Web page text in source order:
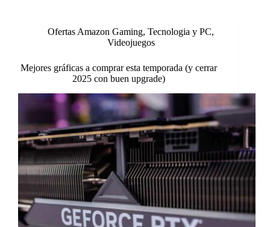
Ofertas Amazon Gaming,Tecnologia y PC,
Videojuegos
Mejores gráficas a comprar esta temporada (y cerrar
2025 con buen upgrade)